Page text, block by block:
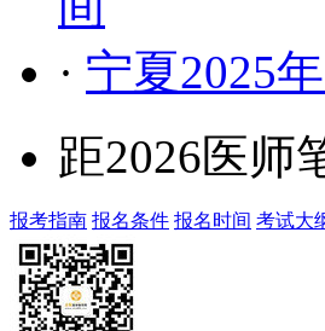
· 宁夏2025
距2026医师
报考指南 报名条件 报名时间 考试大